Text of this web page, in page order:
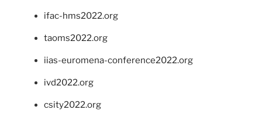
ifac-hms2022.org
taoms2022.org
iias-euromena-conference2022.org
ivd2022.org
csity2022.org